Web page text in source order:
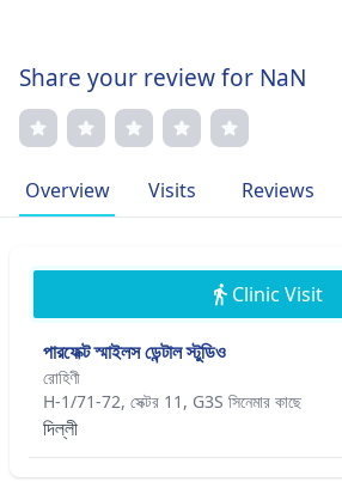
Share your review for NaN
Overview Visits Reviews
Clinic Visit
পারফেক্ট স্মাইলস ডেন্টাল স্টুডিও
রোহিণী
H-1/71-72, সেক্টর 11, G3S সিনেমার কাছে
দিল্লী